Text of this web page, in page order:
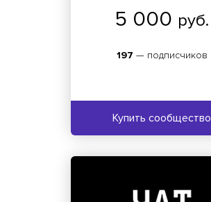
5 000 руб.
197 — подписчиков
Купить сообщество